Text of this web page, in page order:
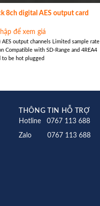
8ch digital AES output card
để xem giá
AES output channels Limited sample rate
Compatible with SD-Range and 4REA4
to be hot plugged
THÔNG TIN HỖ TRỢ
Hotline 0767 113 688
Zalo 0767 113 688